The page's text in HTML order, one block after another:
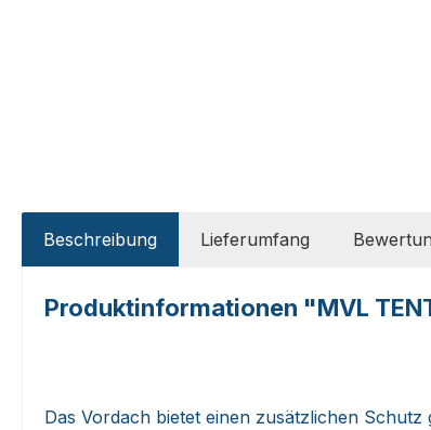
Beschreibung Lieferumfang
Produktinformationen "MVL
Das Vordach bietet einen zusätzlichen